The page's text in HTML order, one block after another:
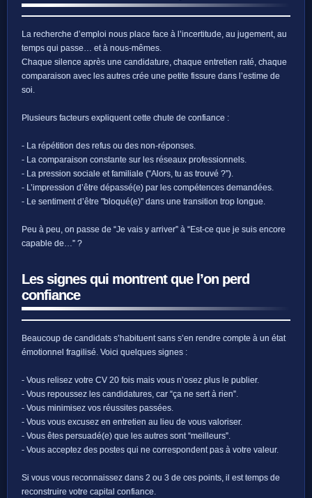
La recherche d’emploi nous place face à l’incertitude, au jugement, au
temps qui passe… et à nous-mêmes.
Chaque silence après une candidature, chaque entretien raté, chaque
comparaison avec les autres crée une petite fissure dans l’estime de
soi.
Plusieurs facteurs expliquent cette chute de confiance :
- La répétition des refus ou des non-réponses.
- La comparaison constante sur les réseaux professionnels.
- La pression sociale et familiale (“Alors, tu as trouvé ?”).
- L’impression d’être dépassé(e) par les compétences demandées.
- Le sentiment d’être "bloqué(e)" dans une transition trop longue.
Peu à peu, on passe de “Je vais y arriver” à “Est-ce que je suis encore
capable de…” ?
Les signes qui montrent que l’on perd
confiance
Beaucoup de candidats s’habituent sans s’en rendre compte à un état
émotionnel fragilisé. Voici quelques signes :
- Vous relisez votre CV 20 fois mais vous n’osez plus le publier.
- Vous repoussez les candidatures, car “ça ne sert à rien”.
- Vous minimisez vos réussites passées.
- Vous vous excusez en entretien au lieu de vous valoriser.
- Vous êtes persuadé(e) que les autres sont “meilleurs”.
- Vous acceptez des postes qui ne correspondent pas à votre valeur.
Si vous vous reconnaissez dans 2 ou 3 de ces points, il est temps de
reconstruire votre capital confiance.